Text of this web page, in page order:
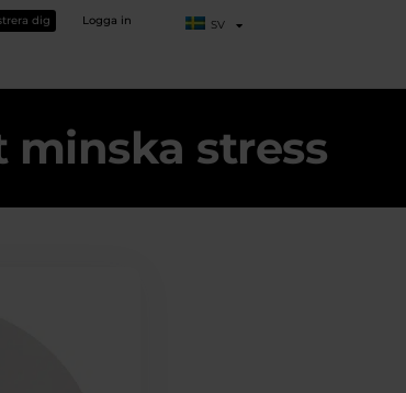
dig Logga in SV
stress